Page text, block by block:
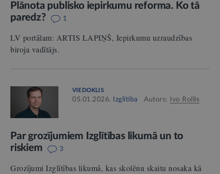
Plānota publisko iepirkumu reforma. Ko tā
paredz?
1
LV portālam: ARTIS LAPIŅŠ, Iepirkumu uzraudzības
biroja vadītājs.
VIEDOKLIS
05.01.2026. Izglītība Autors: Ivo Rollis
Par grozījumiem Izglītības likumā un to
riskiem
3
Grozījumi Izglītības likumā, kas skolēnu skaitu nosaka kā